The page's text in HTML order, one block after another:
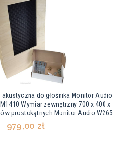
akustyczna do głośnika Monitor Audio
Wymiar zewnętrzny 700 x 400 x
prostokątnych Monitor Audio W265
979,00 zł